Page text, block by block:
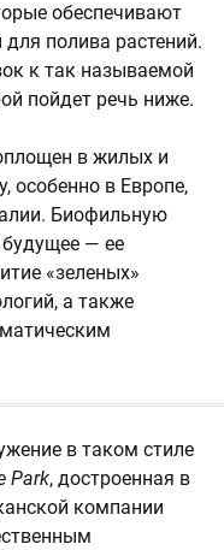
обеспечивают
полива растений.
к так называемой
пойдет речь ниже.
в жилых и
особенно в Европе,
Биофильную
— ее
«зеленых»
а также
в таком стиле
Park, достроенная в
компании